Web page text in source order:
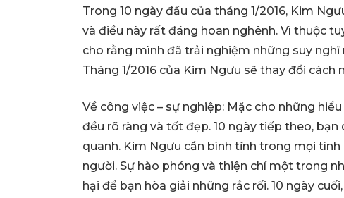
Trong 10 ngày đầu của tháng 1/2016, Kim
và điều này rất đáng hoan nghênh. Vì thuộc
cho rằng mình đã trải nghiệm những suy
Tháng 1/2016 của Kim Ngưu sẽ thay đổi cách
Về công việc – sự nghiệp: Mặc cho những
đều rõ ràng và tốt đẹp. 10 ngày tiếp theo,
quanh. Kim Ngưu cần bình tĩnh trong mọi
người. Sự hào phóng và thiện chí một trong
hại để bạn hòa giải những rắc rối. 10 ngày